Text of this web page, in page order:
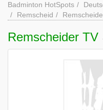
Badminton HotSpots
Remscheid
Remscheider TV